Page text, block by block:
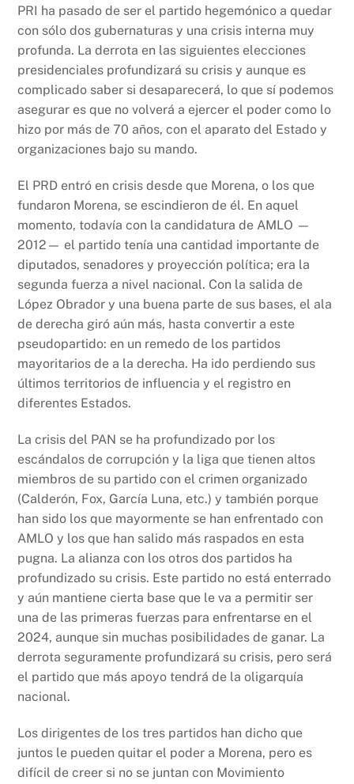
PRI ha pasado de ser el partido hegemónico a quedar
con sólo dos gubernaturas y una crisis interna muy
profunda. La derrota en las siguientes elecciones
presidenciales profundizará su crisis y aunque es
complicado saber si desaparecerá, lo que sí podemos
asegurar es que no volverá a ejercer el poder como lo
hizo por más de 70 años, con el aparato del Estado y
organizaciones bajo su mando.
El PRD entró en crisis desde que Morena, o los que
fundaron Morena, se escindieron de él. En aquel
momento, todavía con la candidatura de AMLO —
2012— el partido tenía una cantidad importante de
diputados, senadores y proyección política; era la
segunda fuerza a nivel nacional. Con la salida de
López Obrador y una buena parte de sus bases, el ala
de derecha giró aún más, hasta convertir a este
pseudopartido: en un remedo de los partidos
mayoritarios de a la derecha. Ha ido perdiendo sus
últimos territorios de influencia y el registro en
diferentes Estados.
La crisis del PAN se ha profundizado por los
escándalos de corrupción y la liga que tienen altos
miembros de su partido con el crimen organizado
(Calderón, Fox, García Luna, etc.) y también porque
han sido los que mayormente se han enfrentado con
AMLO y los que han salido más raspados en esta
pugna. La alianza con los otros dos partidos ha
profundizado su crisis. Este partido no está enterrado
y aún mantiene cierta base que le va a permitir ser
una de las primeras fuerzas para enfrentarse en el
2024, aunque sin muchas posibilidades de ganar. La
derrota seguramente profundizará su crisis, pero será
el partido que más apoyo tendrá de la oligarquía
nacional.
Los dirigentes de los tres partidos han dicho que
juntos le pueden quitar el poder a Morena, pero es
difícil de creer si no se juntan con Movimiento